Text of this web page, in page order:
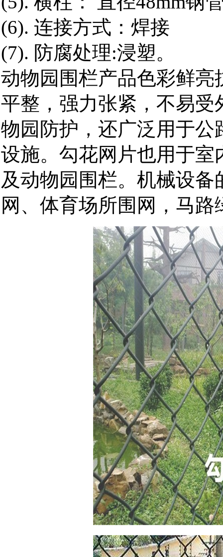
(6). 连接方式：焊接
(7). 防腐处理:浸塑。
动物园围栏产品色彩鲜亮
平整，强力张紧，不易受
物园防护，还广泛用于
设施。勾花网片也用于
及动物园围栏。机械设
网、体育场所围网，马路